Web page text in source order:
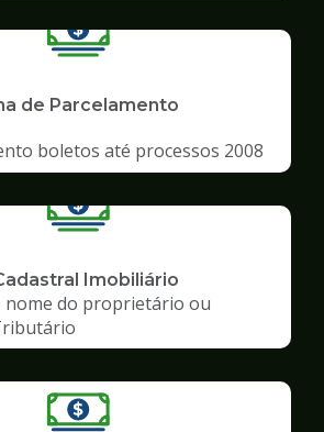
de Parcelamento
boletos até processos 2008
Imobiliário
nome do proprietário ou